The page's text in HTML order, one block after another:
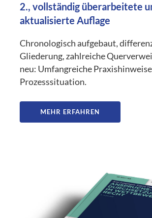
2., vollständig überarbeitete
aktualisierte Auflage
Chronologisch aufgebaut,
Gliederung, zahlreiche
neu: Umfangreiche
Prozesssituation.
MEHR ERFAHREN